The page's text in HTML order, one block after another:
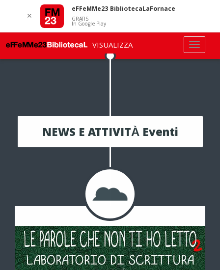
NEWS E ATTIVITÀ Eventi
✕
eFFeMMe23 BibliotecaLaFornace
GRATIS
In Google Play
VISUALIZZA